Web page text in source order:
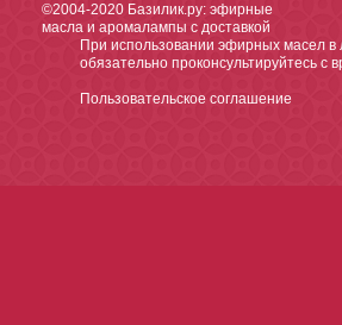
©2004-2020 Базилик.ру: эфирные
масла и аромалампы с доставкой
При использовании эфирных масел в
обязательно проконсультируйтесь с
Пользовательское соглашение